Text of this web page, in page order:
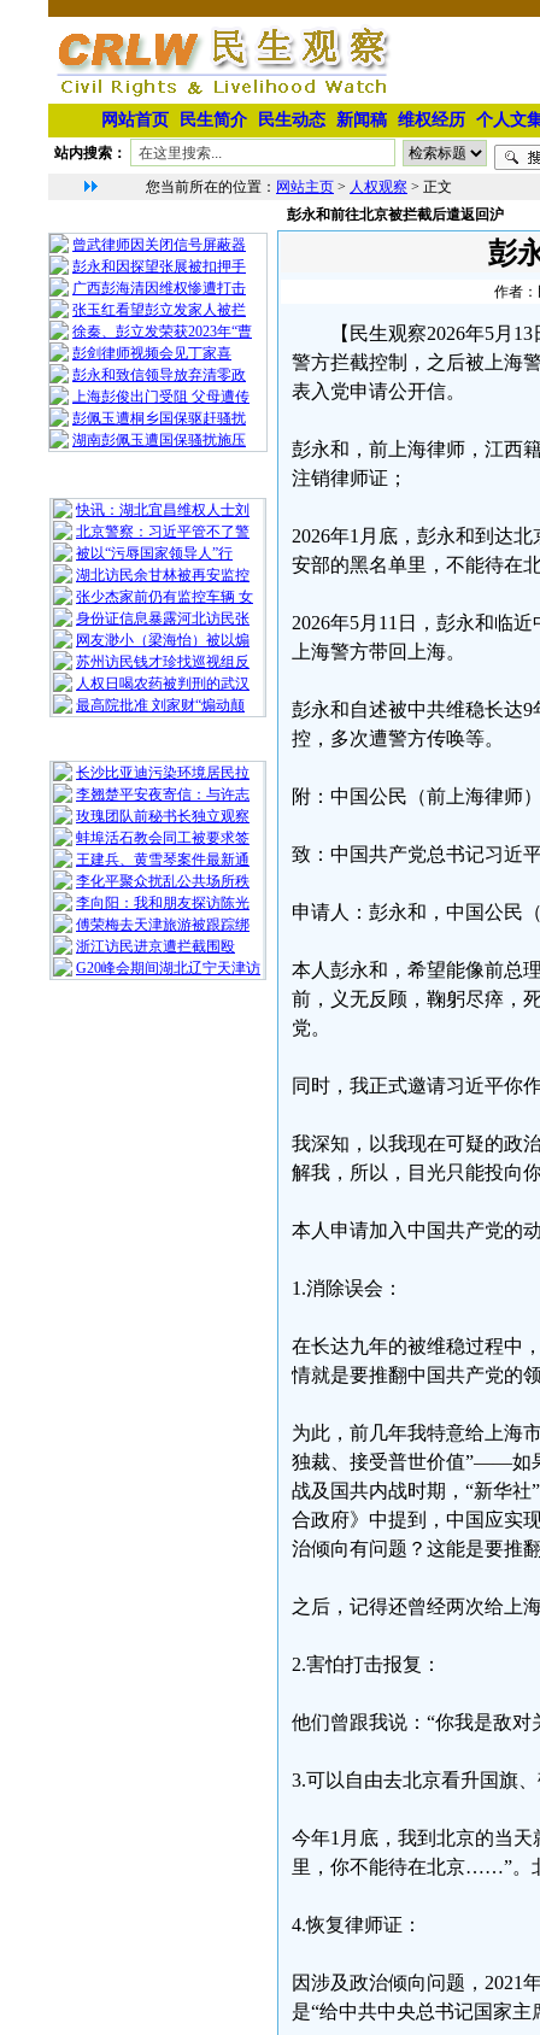
网站首页 民生简介 民生动态 新闻稿 维权经历 个人文
站内搜索：
您当前所在的位置： 网站主页 > 人权观察 > 正文
曾武律师因关闭信号屏蔽器
彭永和因探望张展被扣押手
广西彭海清因维权惨遭打击
张玉红看望彭立发家人被拦
徐秦、彭立发荣获2023年“曹
彭剑律师视频会见丁家喜
彭永和致信领导放弃清零政
上海彭俊出门受阻 父母遭传
彭佩玉遭桐乡国保驱赶骚扰
湖南彭佩玉遭国保骚扰施压
快讯：湖北宜昌维权人士刘
北京警察：习近平管不了警
被以“污辱国家领导人”行
湖北访民余甘林被再安监控
张少杰家前仍有监控车辆 女
身份证信息暴露河北访民张
网友渺小（梁海怡）被以煽
苏州访民钱才珍找巡视组反
人权日喝农药被判刑的武汉
最高院批准 刘家财“煽动颠
长沙比亚迪污染环境居民拉
李翘楚平安夜寄信：与许志
玫瑰团队前秘书长独立观察
蚌埠活石教会同工被要求签
王建兵、黄雪琴案件最新通
李化平聚众扰乱公共场所秩
李向阳：我和朋友探访陈光
傅荣梅去天津旅游被跟踪绑
浙江访民进京遭拦截围殴
G20峰会期间湖北辽宁天津访
彭永和前往北京被拦截后遣返回沪
彭
作者：
【民生观察2026年5月
警方拦截控制，之后被上海
表入党申请公开信。
彭永和，前上海律师，江西
注销律师证；
2026年1月底，彭永和到达
安部的黑名单里，不能待在
2026年5月11日，彭永和临
上海警方带回上海。
彭永和自述被中共维稳长达
控，多次遭警方传唤等。
附：中国公民（前上海律师
致：中国共产党总书记习近
申请人：彭永和，中国公民
本人彭永和，希望能像前总
前，义无反顾，鞠躬尽瘁，
党。
同时，我正式邀请习近平你
我深知，以我现在可疑的政
解我，所以，目光只能投向
本人申请加入中国共产党的
1.消除误会：
在长达九年的被维稳过程中
情就是要推翻中国共产党的
为此，前几年我特意给上海
独裁、接受普世价值”——如
战及国共内战时期，“新华社
合政府》中提到，中国应实
治倾向有问题？这能是要推
之后，记得还曾经两次给上
2.害怕打击报复：
他们曾跟我说：“你我是敌
3.可以自由去北京看升国旗
今年1月底，我到北京的当
里，你不能待在北京……”。
4.恢复律师证：
因涉及政治倾向问题，2021
是“给中共中央总书记国家